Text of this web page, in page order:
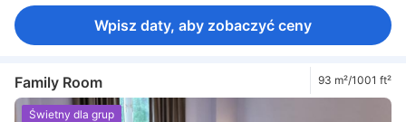
Wpisz daty, aby zobaczyć ceny
Family Room 93 m²/1001 ft²
Świetny dla grup